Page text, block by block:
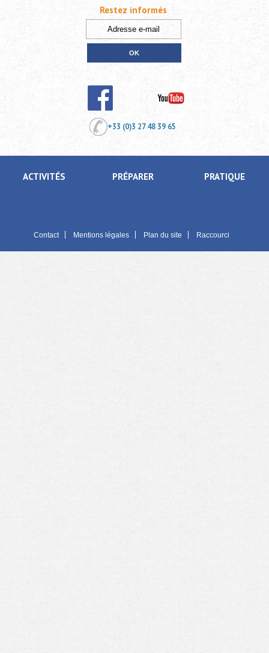
+33 (0)3 27 48 39 65
ACTIVITÉS PRÉPARER PRATIQUE
Contact Mentions légales Plan du site Raccourci
Restez informés